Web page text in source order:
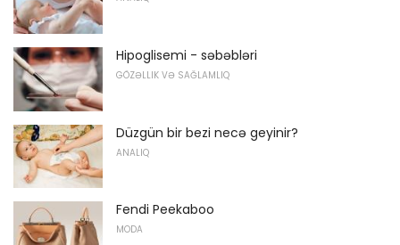
Hipoglisemi - səbəbləri
GÖZƏLLIK VƏ SAĞLAMLIQ
Düzgün bir bezi necə geyinir?
ANALIQ
Fendi Peekaboo
MODA